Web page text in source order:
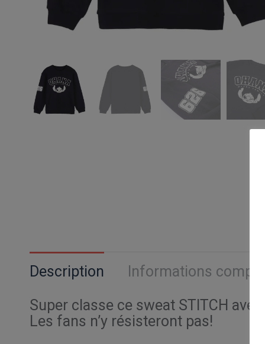
Description
Informations
Super classe ce sweat STITCH
Les fans n’y résisteront pas!